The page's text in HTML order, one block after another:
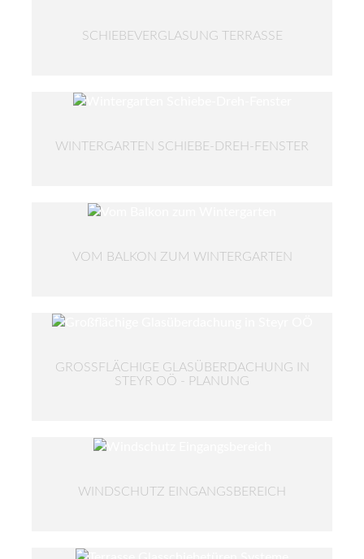
SCHIEBEVERGLASUNG TERRASSE
WINTERGARTEN SCHIEBE-DREH-FENSTER
VOM BALKON ZUM WINTERGARTEN
GROSSFLÄCHIGE GLASÜBERDACHUNG IN S
TEYR OÖ - PLANUNG
WINDSCHUTZ EINGANGSBEREICH